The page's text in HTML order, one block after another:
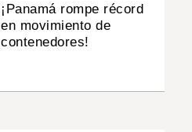
¡Panamá rompe récord
en movimiento de
contenedores!